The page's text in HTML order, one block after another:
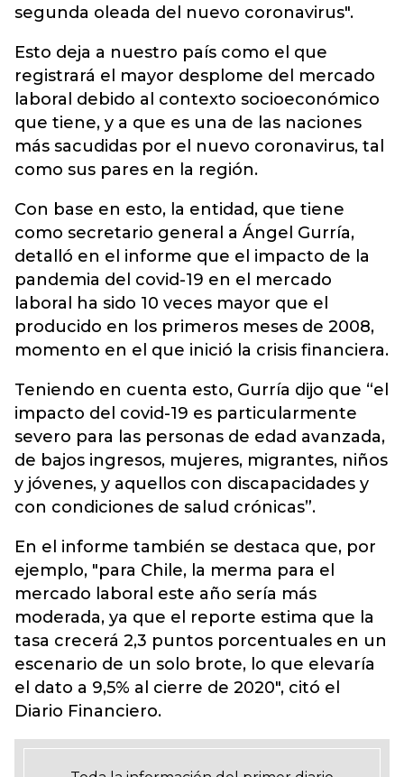
segunda oleada del nuevo coronavirus".
Esto deja a nuestro país como el que
registrará el mayor desplome del mercado
laboral debido al contexto socioeconómico
que tiene, y a que es una de las naciones
más sacudidas por el nuevo coronavirus, tal
como sus pares en la región.
Con base en esto, la entidad, que tiene
como secretario general a Ángel Gurría,
detalló en el informe que el impacto de la
pandemia del covid-19 en el mercado
laboral ha sido 10 veces mayor que el
producido en los primeros meses de 2008,
momento en el que inició la crisis financiera.
Teniendo en cuenta esto, Gurría dijo que “el
impacto del covid-19 es particularmente
severo para las personas de edad avanzada,
de bajos ingresos, mujeres, migrantes, niños
y jóvenes, y aquellos con discapacidades y
con condiciones de salud crónicas”.
En el informe también se destaca que, por
ejemplo, "para Chile, la merma para el
mercado laboral este año sería más
moderada, ya que el reporte estima que la
tasa crecerá 2,3 puntos porcentuales en un
escenario de un solo brote, lo que elevaría
el dato a 9,5% al cierre de 2020", citó el
Diario Financiero.